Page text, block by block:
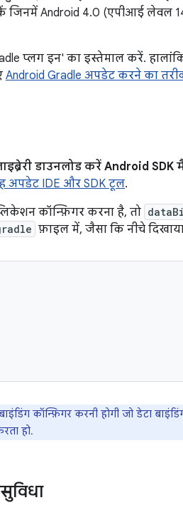
जिनमें Android 4.0 (एपीआई लेवल
प्लग इन' का इस्तेमाल करें.
Android Gradle अपडेट करने का
डाउनलोड करें Android
अपडेट IDE और SDK टूल.
कॉन्फ़िगर करना है, तो
फ़ाइल में, जैसा कि नीचे
कॉन्फ़िगर करनी होगी जो डेटा
हो.